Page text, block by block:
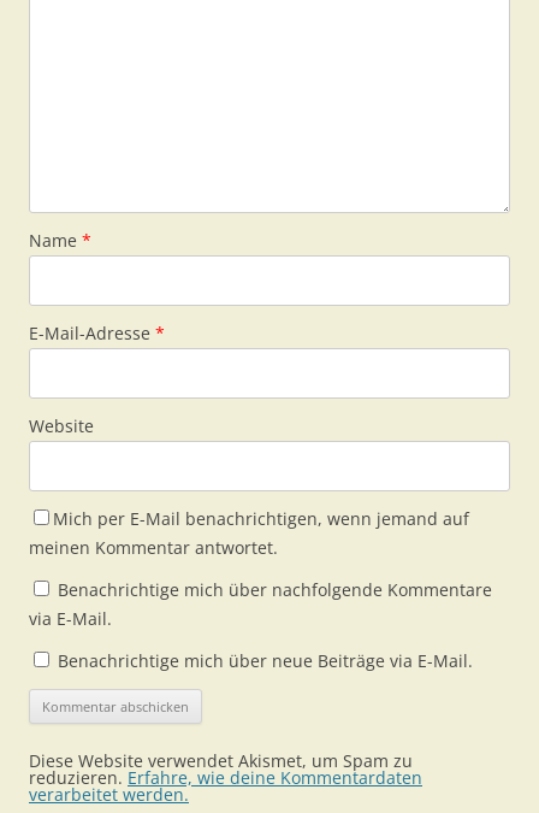
Name *
E-Mail-Adresse *
Website
Mich per E-Mail benachrichtigen, wenn jemand auf
meinen Kommentar antwortet.
Benachrichtige mich über nachfolgende Kommentare
via E-Mail.
Benachrichtige mich über neue Beiträge via E-Mail.
Diese Website verwendet Akismet, um Spam zu
reduzieren. Erfahre, wie deine Kommentardaten
verarbeitet werden.